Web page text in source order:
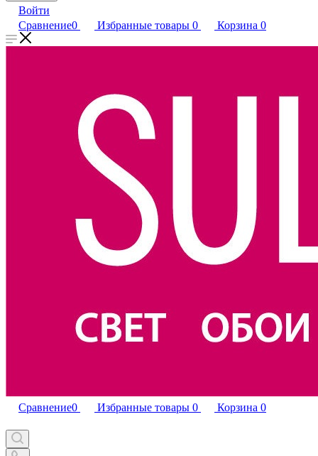
Войти
Сравнение0 Избранные товары 0 Корзина 0
Сравнение0 Избранные товары 0 Корзина 0